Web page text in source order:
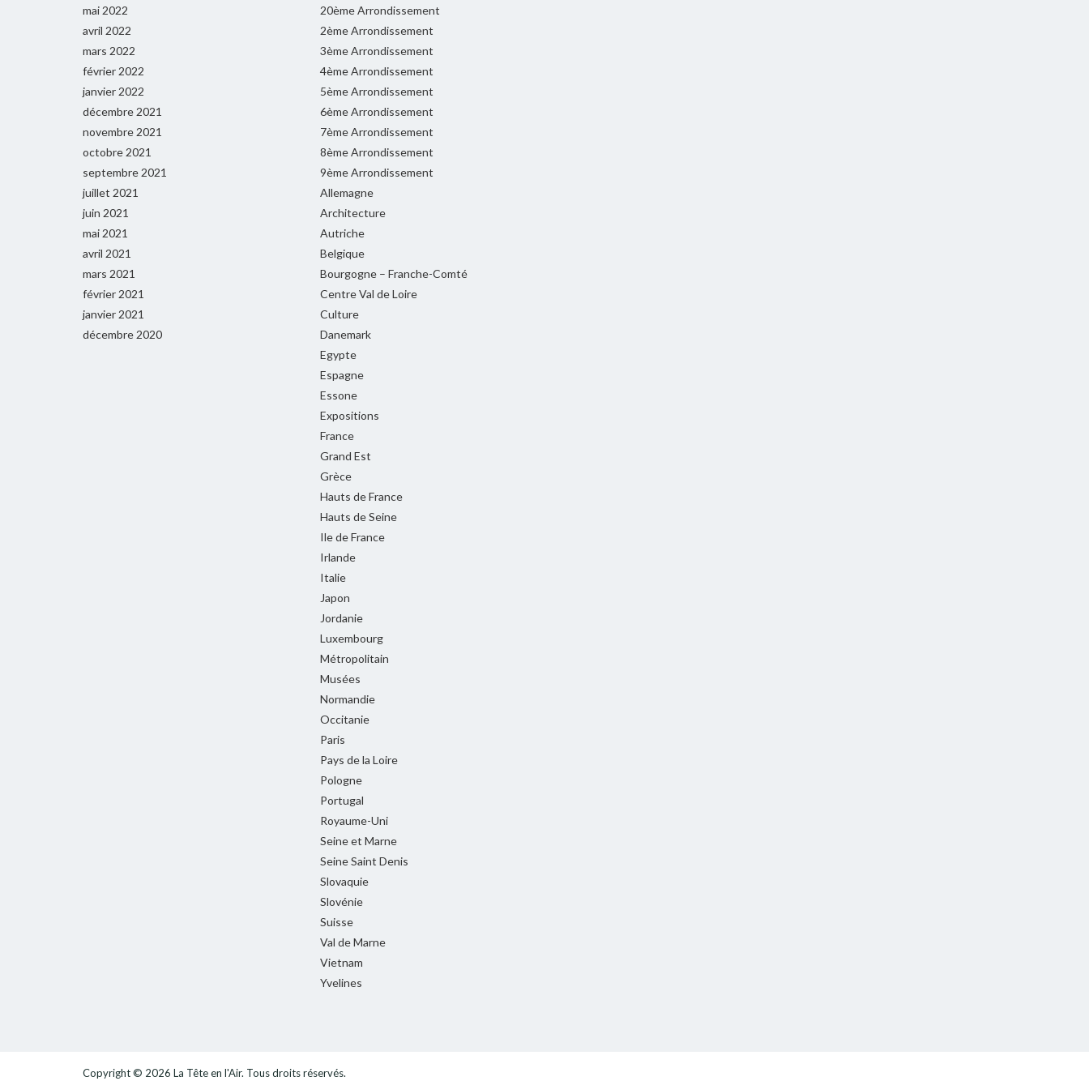
mai 2022
avril 2022
mars 2022
février 2022
janvier 2022
décembre 2021
novembre 2021
octobre 2021
septembre 2021
juillet 2021
juin 2021
mai 2021
avril 2021
mars 2021
février 2021
janvier 2021
décembre 2020
20ème Arrondissement
2ème Arrondissement
3ème Arrondissement
4ème Arrondissement
5ème Arrondissement
6ème Arrondissement
7ème Arrondissement
8ème Arrondissement
9ème Arrondissement
Allemagne
Architecture
Autriche
Belgique
Bourgogne – Franche-Comté
Centre Val de Loire
Culture
Danemark
Egypte
Espagne
Essone
Expositions
France
Grand Est
Grèce
Hauts de France
Hauts de Seine
Ile de France
Irlande
Italie
Japon
Jordanie
Luxembourg
Métropolitain
Musées
Normandie
Occitanie
Paris
Pays de la Loire
Pologne
Portugal
Royaume-Uni
Seine et Marne
Seine Saint Denis
Slovaquie
Slovénie
Suisse
Val de Marne
Vietnam
Yvelines
Copyright © 2026 La Tête en l'Air. Tous droits réservés.